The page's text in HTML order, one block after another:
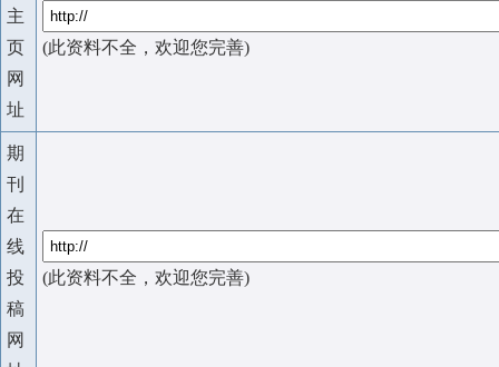
主
页
网
址
(此资料不全，欢迎您完善)
期
刊
在
线
投
稿
网
(此资料不全，欢迎您完善)